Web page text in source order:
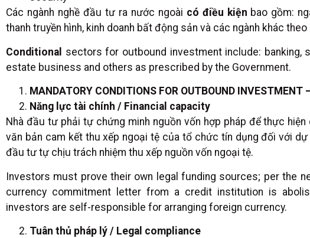
Các ngành nghề đầu tư ra nước ngoài có điều kiện bao gồm:
thanh truyền hình, kinh doanh bất động sản và các ngành khác theo
Conditional sectors for outbound investment include: banking,
estate business and others as prescribed by the Government.
MANDATORY CONDITIONS FOR OUTBOUND INVESTMENT
Năng lực tài chính / Financial capacity
Nhà đầu tư phải tự chứng minh nguồn vốn hợp pháp để thực
văn bản cam kết thu xếp ngoại tệ của tổ chức tín dụng đối với
đầu tư tự chịu trách nhiệm thu xếp nguồn vốn ngoại tệ.
Investors must prove their own legal funding sources; per the
currency commitment letter from a credit institution is
investors are self-responsible for arranging foreign currency.
Tuân thủ pháp lý / Legal compliance